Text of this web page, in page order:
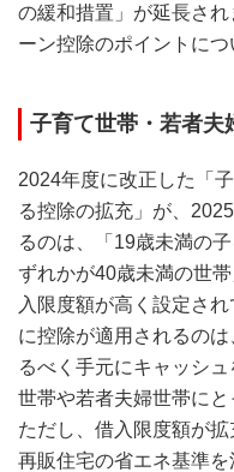
の緩和措置」が延長さ
ーン控除のポイントにつ
子育て世帯・若者夫
2024年度に改正した「
る控除の拡充」が、
るのは、「19歳未満の
ずれかが40歳未満の世
入限度額が高く設定さ
に控除が適用されるの
るべく手元にキャッシ
世帯や若者夫婦世帯にと
ただし、借入限度額が
再販住宅の省エネ基準